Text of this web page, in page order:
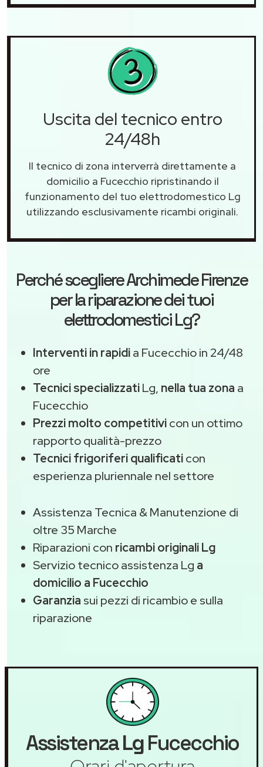
Uscita del tecnico entro
24/48h
Il tecnico di zona interverrà direttamente a
domicilio a Fucecchio ripristinando il
funzionamento del tuo elettrodomestico Lg
utilizzando esclusivamente ricambi originali.
Perché scegliereArchimede Firenze
per la riparazione dei tuoi
elettrodomestici Lg?
Interventi in rapidia Fucecchio in 24/48
ore
Tecnici specializzatiLg, nella tua zona a
Fucecchio
Prezzi molto competitivicon un ottimo
rapporto qualità-prezzo
Tecnici frigoriferi qualificaticon
esperienza pluriennale nel settore
Assistenza Tecnica & Manutenzione di
oltre 35 Marche
Riparazioni con ricambi originali Lg
Servizio tecnico assistenza Lg a
domicilio a Fucecchio
Garanzia sui pezzi di ricambio e sulla
riparazione
AssistenzaLgFucecchio